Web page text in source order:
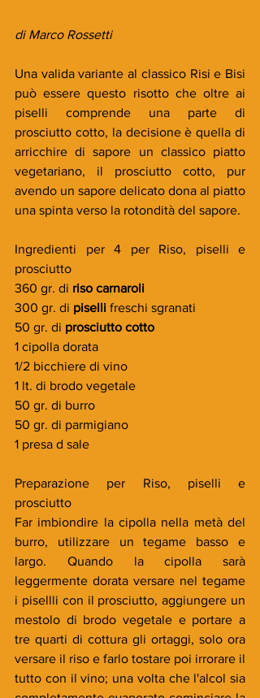
di Marco Rossetti
Una valida variante al classico Risi e Bisi
può essere questo risotto che oltre ai
piselli comprende una parte di
prosciutto cotto, la decisione è quella di
arricchire di sapore un classico piatto
vegetariano, il prosciutto cotto, pur
avendo un sapore delicato dona al piatto
una spinta verso la rotondità del sapore.
Ingredienti per 4 per Riso, piselli e
prosciutto
360 gr. di riso carnaroli
300 gr. di piselli freschi sgranati
50 gr. di prosciutto cotto
1 cipolla dorata
1/2 bicchiere di vino
1 lt. di brodo vegetale
50 gr. di burro
50 gr. di parmigiano
1 presa d sale
Preparazione per Riso, piselli e
prosciutto
Far imbiondire la cipolla nella metà del
burro, utilizzare un tegame basso e
largo. Quando la cipolla sarà
leggermente dorata versare nel tegame
i pisellli con il prosciutto, aggiungere un
mestolo di brodo vegetale e portare a
tre quarti di cottura gli ortaggi, solo ora
versare il riso e farlo tostare poi irrorare il
tutto con il vino; una volta che l'alcol sia